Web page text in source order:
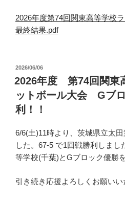
2026年度第74回関東高等学校
最終結果.pdf
投
稿
日:
2026/06/06
2026年度 第74回関東
ットボール大会 G
利！！
6/6(土)11時より、茨城県立太
した。67-5 で1回戦勝利しま
等学校(千葉)とGブロック優勝
引き続き応援よろしくお願いい